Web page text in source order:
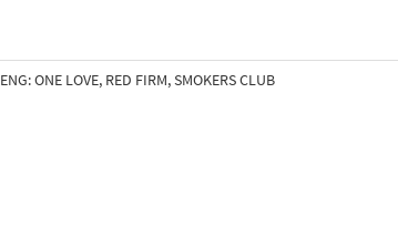
ENG: ONE LOVE, RED FIRM, SMOKERS CLUB